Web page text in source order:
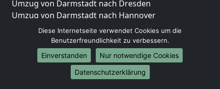
Umzug von Darmstadt nach Dresden
Umzug von Darmstadt nach Hannover
Umzug von Darmstadt nach Nürnberg
Umzug von Darmstadt nach Duisburg
Umzug von Darmstadt nach Bochum
Umzug von Darmstadt nach Wuppertal
Umzug von Darmstadt nach Bielefeld
Diese Internetseite verwendet Cookies um die
Benutzerfreundlichkeit zu verbessern.
Einverstanden
Nur notwendige Cookies
Datenschutzerklärung